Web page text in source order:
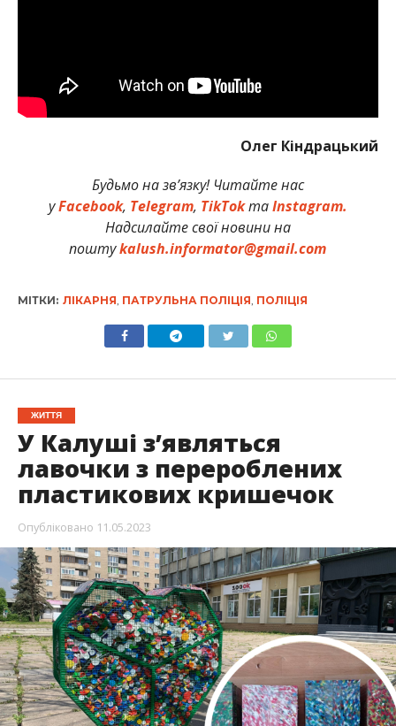
Олег Кіндрацький
Будьмо на зв’язку! Читайте нас
уFacebook, Telegram, TikTokтаInstagram.
Надсилайте свої новини на
поштуkalush.informator@gmail.com
МІТКИ: ЛІКАРНЯ ПАТРУЛЬНА ПОЛІЦІЯ ПОЛІЦІЯ
ЖИТТЯ
У Калуші з’являться
лавочки з перероблених
пластикових кришечок
Опубліковано 11.05.2023